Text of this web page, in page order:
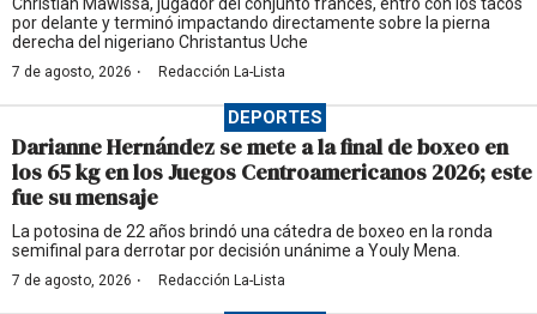
Christian Mawissa, jugador del conjunto francés, entró con los tacos
por delante y terminó impactando directamente sobre la pierna
derecha del nigeriano Christantus Uche
7 de agosto, 2026 · Redacción La-Lista
DEPORTES
Darianne Hernández se mete a la final de boxeo en
los 65 kg en los Juegos Centroamericanos 2026; este
fue su mensaje
La potosina de 22 años brindó una cátedra de boxeo en la ronda
semifinal para derrotar por decisión unánime a Youly Mena.
7 de agosto, 2026 · Redacción La-Lista